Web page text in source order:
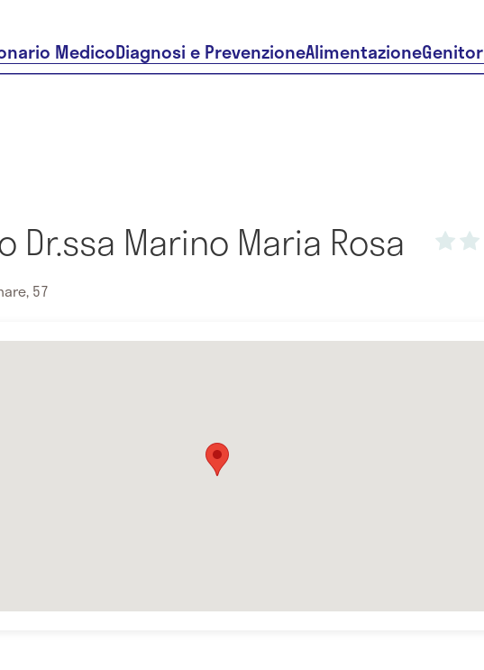
MedicoDiagnosi e PrevenzioneAlimentazione
Marino Maria Rosa
57